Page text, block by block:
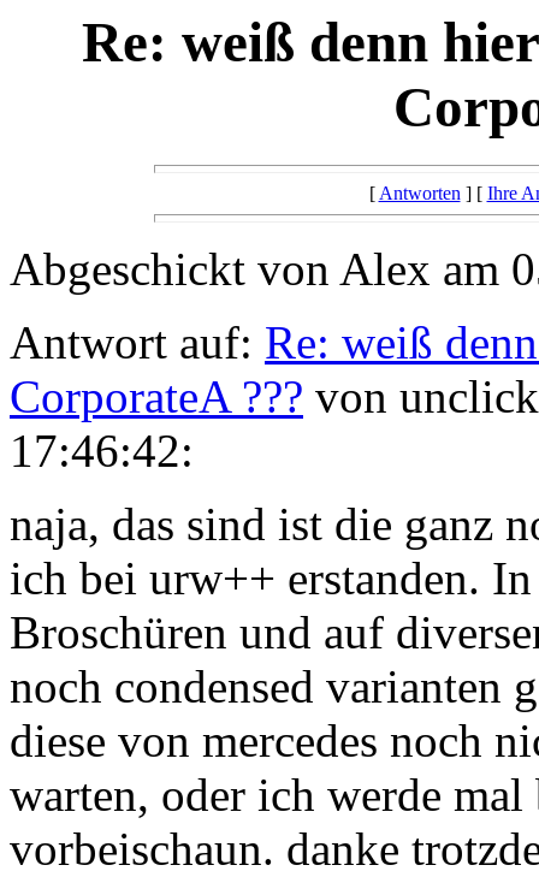
Re: weiß denn
[Antworten] [ Ihre
Abgeschickt von Alex am
Antwort auf: Re: weiß
CorporateA ??? von
17:46:42:
naja, das sind ist die ganz
ich bei urw++ erstanden.
Broschüren und auf
noch condensed varianten
diese von mercedes noch
warten, oder ich werde
vorbeischaun. danke